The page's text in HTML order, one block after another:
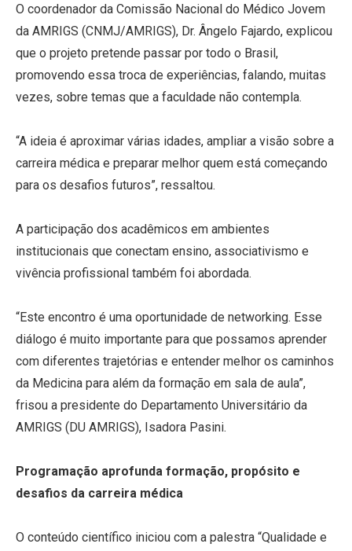
O coordenador da Comissão Nacional do Médico Jovem
da AMRIGS (CNMJ/AMRIGS), Dr. Ângelo Fajardo, explicou
que o projeto pretende passar por todo o Brasil,
promovendo essa troca de experiências, falando, muitas
vezes, sobre temas que a faculdade não contempla.
“A ideia é aproximar várias idades, ampliar a visão sobre a
carreira médica e preparar melhor quem está começando
para os desafios futuros”, ressaltou.
A participação dos acadêmicos em ambientes
institucionais que conectam ensino, associativismo e
vivência profissional também foi abordada.
“Este encontro é uma oportunidade de networking. Esse
diálogo é muito importante para que possamos aprender
com diferentes trajetórias e entender melhor os caminhos
da Medicina para além da formação em sala de aula”,
frisou a presidente do Departamento Universitário da
AMRIGS (DU AMRIGS), Isadora Pasini.
Programação aprofunda formação, propósito e
desafios da carreira médica
O conteúdo científico iniciou com a palestra “Qualidade e